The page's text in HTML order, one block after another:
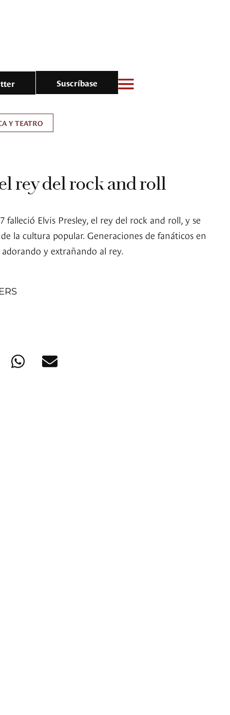
Suscríbase
Y TEATRO
rey del rock and roll
falleció Elvis Presley, el rey del rock and roll, y se
la cultura popular. Generaciones de fanáticos en
y extrañando al rey.